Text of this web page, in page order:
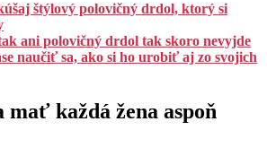
štýlový polovičný drdol, ktorý si
ani polovičný drdol tak skoro nevyjde
naučiť sa, ako si ho urobiť aj zo svojich
mať každá žena aspoň